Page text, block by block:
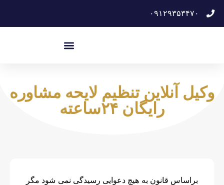
۰۹۱۲۹۳۵۳۴۷۰
وکیل آنلاین تنظیم لایحه مشاوره
رایگان ۲۴ساعته
براساس قانون به هیچ دعوایی رسیدگی نمی شود مگر